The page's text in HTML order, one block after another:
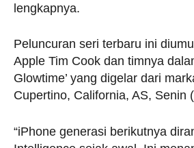
lengkapnya.
Peluncuran seri terbaru ini
Apple Tim Cook dan timnya
Glowtime’ yang digelar dari
Cupertino, California, AS, Senin
“iPhone generasi berikutnya